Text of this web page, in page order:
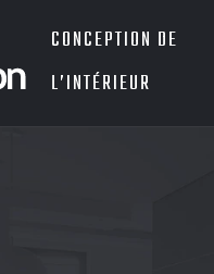
CONCEPTION DE
L’INTÉRIEUR